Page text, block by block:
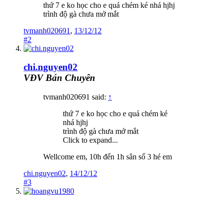
thứ 7 e ko học cho e quá chém ké nhá hjhj
trình độ gà chưa mở mắt
tvmanh020691 , 13/12/12
#2
chi.nguyen02
VĐV Bán Chuyên
tvmanh020691 said: ↑
thứ 7 e ko học cho e quá chém ké
nhá hjhj
trình độ gà chưa mở mắt
Click to expand...
Wellcome em, 10h đến 1h sân số 3 hé em
chi.nguyen02, 14/12/12
#3